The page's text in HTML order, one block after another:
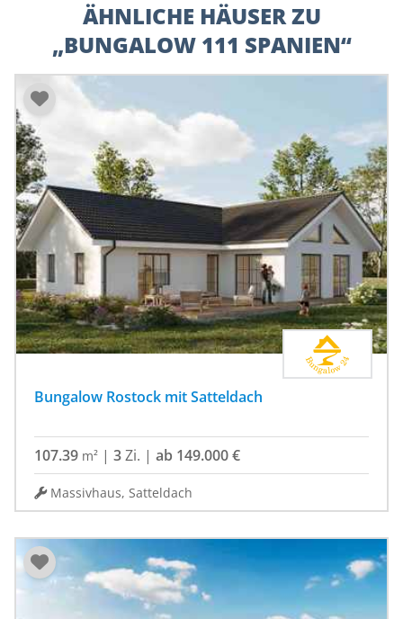
ÄHNLICHE HÄUSER ZU
„BUNGALOW 111 SPANIEN“
Bungalow Rostock mit Satteldach
107.39 m² | 3Zi. | ab 149.000 €
Massivhaus, Satteldach